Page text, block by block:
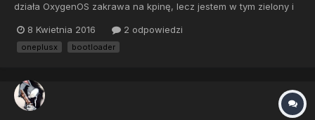
działa OxygenOS zakrawa na kpinę, lecz jestem w tym zielony i
głowę. Z tego co zrozumiałem na samym początku muszę
zrootować telefon, ale najpierw muszę odblokować bootloader.
8 Kwietnia 2016 2 odpowiedzi
oneplusx bootloader